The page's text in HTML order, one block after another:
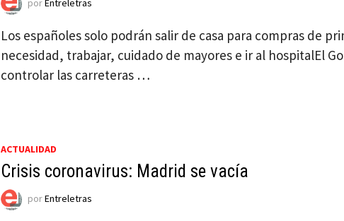
porEntreletras
Los españoles solo podrán salir de casa para compras de
necesidad, trabajar, cuidado de mayores e ir al hospitalEl
controlar las carreteras …
ACTUALIDAD
Crisis coronavirus: Madrid se vacía
porEntreletras